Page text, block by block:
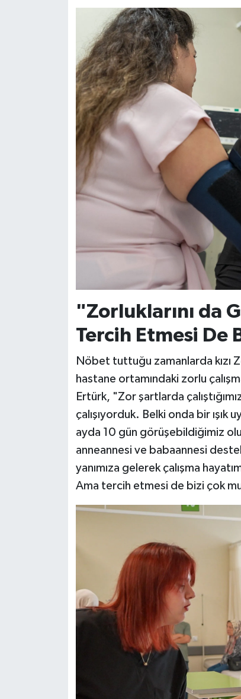
"Zorluklarını da
Tercih Etmesi De
Nöbet tuttuğu zamanlarda kızı
hastane ortamındaki zorlu
Ertürk, "Zor şartlarda
çalışıyorduk. Belki onda bir ışık
ayda 10 gün görüşebildiğimiz
anneannesi ve babaannesi
yanımıza gelerek çalışma
Ama tercih etmesi de bizi çok